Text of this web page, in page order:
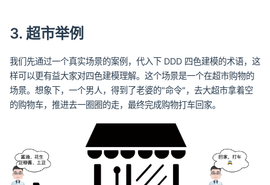
3. 超市举例
我们先通过一个真实场景的案例，代入下 DDD 四色建模的术语，这
样可以更有益大家对四色建模理解。这个场景是一个在超市购物的
场景。想象下，一个男人，得到了老婆的"命令"，去大超市拿着空
的购物车，推进去一圈圈的走，最终完成购物打车回家。